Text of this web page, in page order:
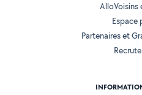
AlloVoisins
Espace
Partenaires et